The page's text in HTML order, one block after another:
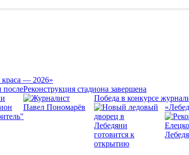
краса — 2026»
Реконструкция стадиона завершена
Победа в конкурсе